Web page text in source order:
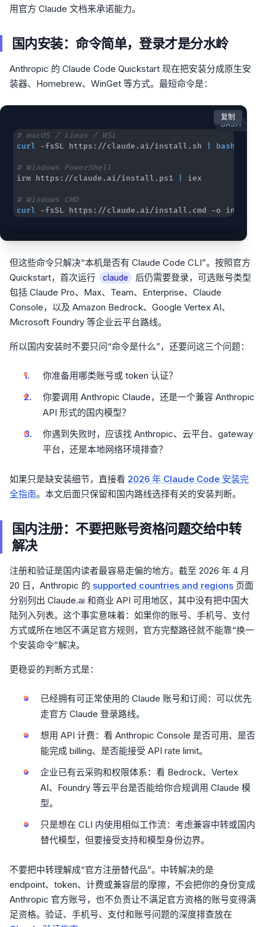
用官方 Claude 文档来承诺能力。
国内安装：命令简单，登录才是分水岭
Anthropic 的 Claude Code Quickstart 现在把安装分成原生安
装器、Homebrew、WinGet 等方式。最短命令是：
BASH
# macOS / Linux / WSL
curl -fsSL https://claude.ai/install.sh bash
# Windows PowerShell
irm https://claude.ai/install.ps1
# Windows CMD
curl -fsSL https://claude.ai/install.cmd -o
复制
但这些命令只解决“本机是否有 Claude Code CLI”。按照官方
Quickstart，首次运行
claude
后仍需要登录，可选账号类型
包括 Claude Pro、Max、Team、Enterprise、Claude
Console，以及 Amazon Bedrock、Google Vertex AI、
Microsoft Foundry 等企业云平台路线。
所以国内安装时不要只问“命令是什么”，还要问这三个问题：
你准备用哪类账号或 token 认证？
你要调用 Anthropic Claude，还是一个兼容 Anthropic
API 形式的国内模型？
你遇到失败时，应该找 Anthropic、云平台、gateway
平台，还是本地网络环境排查？
如果只是缺安装细节，直接看 2026 年 Claude Code 安装完
全指南。本文后面只保留和国内路线选择有关的安装判断。
国内注册：不要把账号资格问题交给中转
解决
注册和验证是国内读者最容易走偏的地方。截至 2026 年 4 月
20 日，Anthropic 的 supported countries and regions 页面
分别列出 Claude.ai 和商业 API 可用地区，其中没有把中国大
陆列入列表。这个事实意味着：如果你的账号、手机号、支付
方式或所在地区不满足官方规则，官方完整路径就不能靠“换一
个安装命令”解决。
更稳妥的判断方式是：
已经拥有可正常使用的 Claude 账号和订阅：可以优先
走官方 Claude 登录路线。
想用 API 计费：看 Anthropic Console 是否可用、是否
能完成 billing、是否能接受 API rate limit。
企业已有云采购和权限体系：看 Bedrock、Vertex
AI、Foundry 等云平台是否能给你合规调用 Claude 模
型。
只是想在 CLI 内使用相似工作流：考虑兼容中转或国内
替代模型，但要接受支持和模型身份边界。
不要把中转理解成“官方注册替代品”。中转解决的是
endpoint、token、计费或兼容层的摩擦，不会把你的身份变成
Anthropic 官方账号，也不负责让不满足官方资格的账号变得满
足资格。验证、手机号、支付和账号问题的深度排查放在